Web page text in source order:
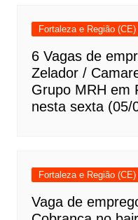
Fortaleza e Região (CE)
6 Vagas de
Zelador /
Grupo MRH em
nesta sexta (05/
Fortaleza e Região (CE)
Vaga de